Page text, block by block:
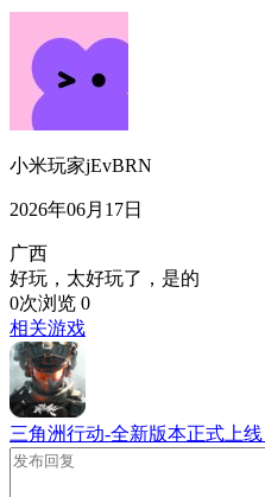
小米玩家jEvBRN
2026年06月17日
广西
好玩，太好玩了，是的
0次浏览 0
相关游戏
三角洲行动-全新版本正式上线